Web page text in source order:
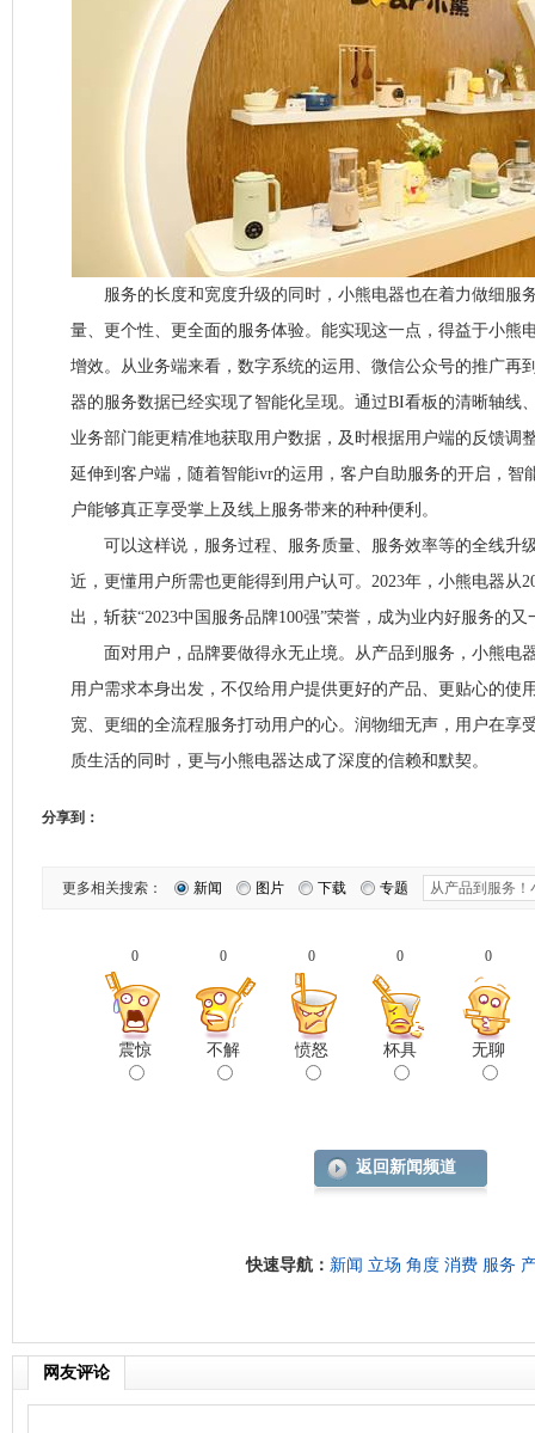
服务的长度和宽度升级的同时，小熊电器也在着力做细服
量、更个性、更全面的服务体验。能实现这一点，得益于小熊
增效。从业务端来看，数字系统的运用、微信公众号的推广再
器的服务数据已经实现了智能化呈现。通过BI看板的清晰轴线
业务部门能更精准地获取用户数据，及时根据用户端的反馈调
延伸到客户端，随着智能ivr的运用，客户自助服务的开启，智
户能够真正享受掌上及线上服务带来的种种便利。
可以这样说，服务过程、服务质量、服务效率等的全线升
近，更懂用户所需也更能得到用户认可。2023年，小熊电器从
出，斩获“2023中国服务品牌100强”荣誉，成为业内好服务的又
面对用户，品牌要做得永无止境。从产品到服务，小熊电
用户需求本身出发，不仅给用户提供更好的产品、更贴心的使
宽、更细的全流程服务打动用户的心。润物细无声，用户在享
质生活的同时，更与小熊电器达成了深度的信赖和默契。
分享到：
更多相关搜索： 新闻 图片 下载 专题
0
震惊
0
不解
0
愤怒
0
杯具
0
无聊
返回新闻频道
快速导航： 新闻 立场 角度 消费 服务
网友评论